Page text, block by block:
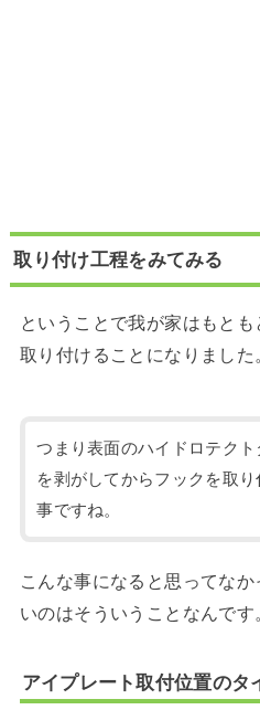
取り付け工程をみてみる
ということで我が家はもと
取り付けることになりました
つまり表面のハイドロテクト
を剥がしてからフックを取り
事ですね。
こんな事になると思ってな
いのはそういうことなんです
アイプレート取付位置のタ